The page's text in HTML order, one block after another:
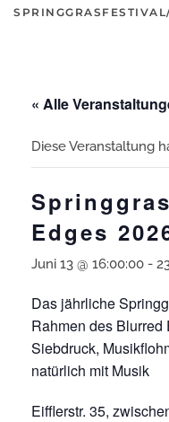
« Alle
Diese Veranstaltung
Edges
Juni 13 @ 16:00:00 -
Das jährliche
Rahmen des Blurred
Siebdruck,
natürlich mit Musik
Eifflerstr. 35,